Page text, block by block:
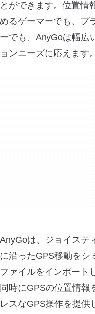
とができます。位置情
めるゲーマーでも、プ
ーでも、AnyGoは幅広
ョンニーズに応えます。
AnyGoは、ジョイステ
に沿ったGPS移動をシ
ファイルをインポート
同時にGPSの位置情報
レスなGPS操作を提供